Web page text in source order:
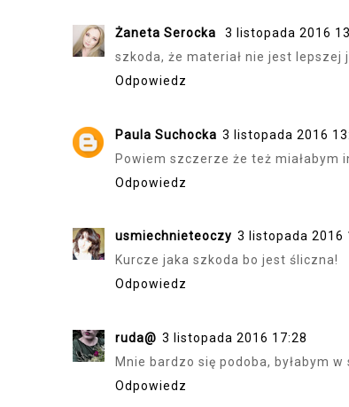
Żaneta Serocka
3 listopada 2016
szkoda, że materiał nie jest lepszej
Odpowiedz
Paula Suchocka 3 listopada 2016
Powiem szczerze że też miałabym
Odpowiedz
usmiechnieteoczy 3 listopada 2016
Kurcze jaka szkoda bo jest śliczna!
Odpowiedz
ruda@ 3 listopada 2016 17:28
Mnie bardzo się podoba, byłabym
Odpowiedz